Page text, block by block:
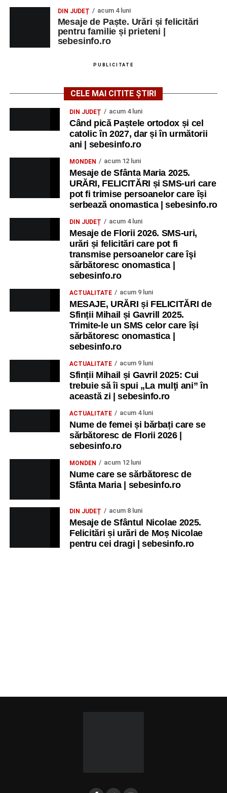
DIN JUDEȚ acum 4 luni
Mesaje de Paște. Urări și felicitări
pentru familie și prieteni |
sebesinfo.ro
PUBLICITATE
CELE MAI CITITE ȘTIRI
DIN JUDEȚ acum 4 luni
Când pică Paștele ortodox și cel
catolic în 2027, dar și în următorii
ani | sebesinfo.ro
MONDEN acum 12 luni
Mesaje de Sfânta Maria 2025.
URĂRI, FELICITĂRI și SMS-uri care
pot fi trimise persoanelor care își
serbează onomastica | sebesinfo.ro
DIN JUDEȚ acum 4 luni
Mesaje de Florii 2026. SMS-uri,
urări și felicitări care pot fi
transmise persoanelor care îşi
sărbătoresc onomastica |
sebesinfo.ro
ACTUALITATE acum 9 luni
MESAJE, URĂRI și FELICITĂRI de
Sfinții Mihail și Gavrill 2025.
Trimite-le un SMS celor care își
sărbătoresc onomastica |
sebesinfo.ro
ACTUALITATE acum 9 luni
Sfinții Mihail și Gavril 2025: Cui
trebuie să îi spui „La mulţi ani” în
această zi | sebesinfo.ro
ACTUALITATE acum 4 luni
Nume de femei și bărbați care se
sărbătoresc de Florii 2026 |
sebesinfo.ro
MONDEN acum 12 luni
Nume care se sărbătoresc de
Sfânta Maria | sebesinfo.ro
DIN JUDEȚ acum 8 luni
Mesaje de Sfântul Nicolae 2025.
Felicitări și urări de Moș Nicolae
pentru cei dragi | sebesinfo.ro